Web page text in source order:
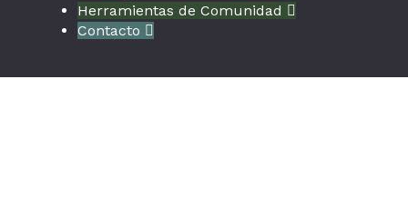
Herramientas de Comunidad 
Contacto 